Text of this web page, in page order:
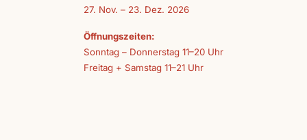
27. Nov. – 23. Dez. 2026
Öffnungszeiten:
Sonntag – Donnerstag 11–20 Uhr
Freitag + Samstag 11–21 Uhr